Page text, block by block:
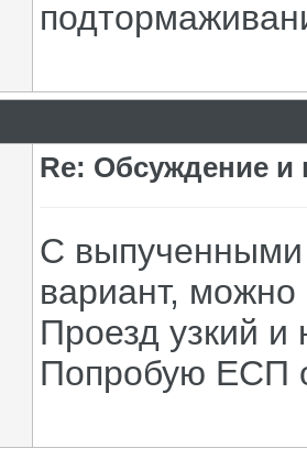
Re: Обсуждение
С выпученными
вариант, можно
Проезд узкий
Попробую ЕСП